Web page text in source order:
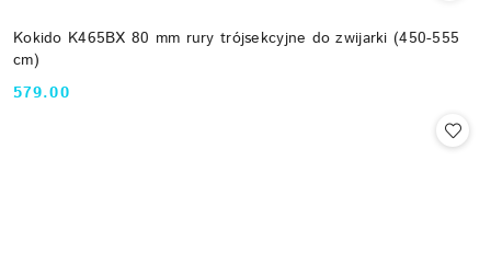
Kokido K465BX 80 mm rury trójsekcyjne do zwijarki (450-555
cm)
Cena:
579.00